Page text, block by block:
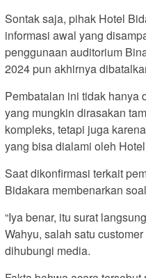
Sontak saja, pihak Hotel
informasi awal yang
penggunaan auditorium
2024 pun akhirnya
Pembatalan ini tidak hanya
yang mungkin dirasakan
kompleks, tetapi juga
yang bisa dialami oleh
Saat dikonfirmasi terkait
Bidakara membenarkan
“Iya benar, itu surat
Wahyu, salah satu
dihubungi media.